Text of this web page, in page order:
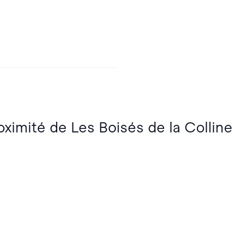
de Les Boisés de la Colline